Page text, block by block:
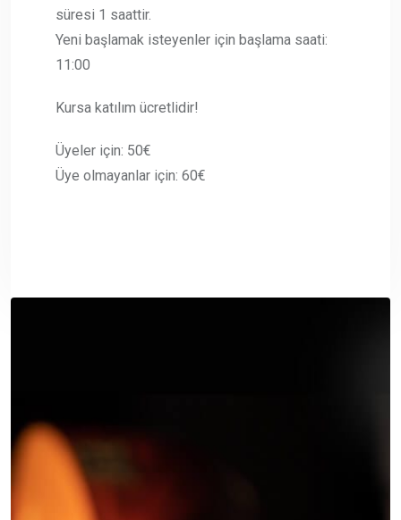
süresi 1 saattir.
Yeni başlamak isteyenler için başlama saati:
11:00
Kursa katılım ücretlidir!
Üyeler için: 50€
Üye olmayanlar için: 60€